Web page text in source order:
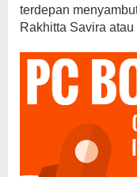
terdepan
Rakhitta Savira